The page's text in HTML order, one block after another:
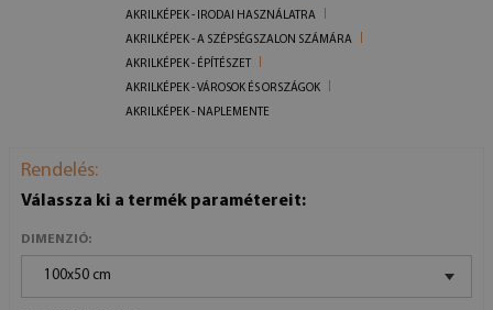
AKRILKÉPEK - IRODAI HASZNÁLATRA
AKRILKÉPEK - A SZÉPSÉGSZALON SZÁMÁRA
AKRILKÉPEK - ÉPÍTÉSZET
AKRILKÉPEK - VÁROSOK ÉS ORSZÁGOK
AKRILKÉPEK - NAPLEMENTE
Rendelés:
Válassza ki a termék paramétereit:
DIMENZIÓ:
100x50 cm